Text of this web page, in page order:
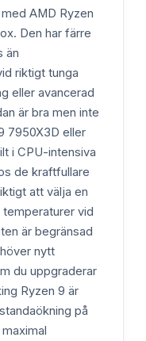
AMD Ryzen
Den har färre
än
riktigt tunga
eller avancerad
är bra men inte
7950X3D eller
i CPU-intensiva
de kraftfullare
att välja en
vid
är begränsad
nytt
du uppgraderar
Ryzen 9 är
på